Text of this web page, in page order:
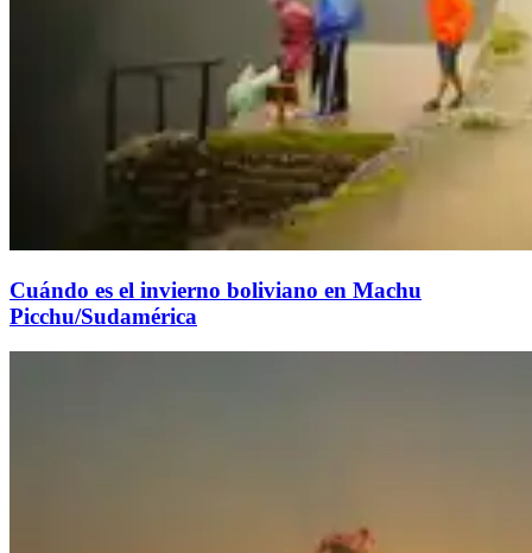
Cuándo es el invierno boliviano en Machu
Picchu/Sudamérica